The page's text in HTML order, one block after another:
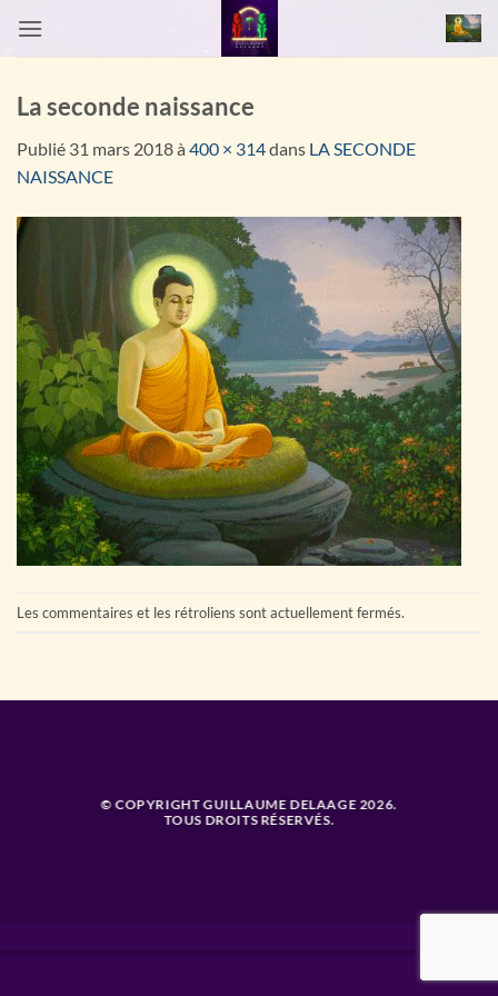
La seconde naissance
Publié 31 mars 2018à 400 × 314dans LA SECONDE
NAISSANCE
Les commentaires et les rétroliens sont actuellement fermés.
© COPYRIGHT GUILLAUME DELAAGE 2026.
TOUS DROITS RÉSERVÉS.